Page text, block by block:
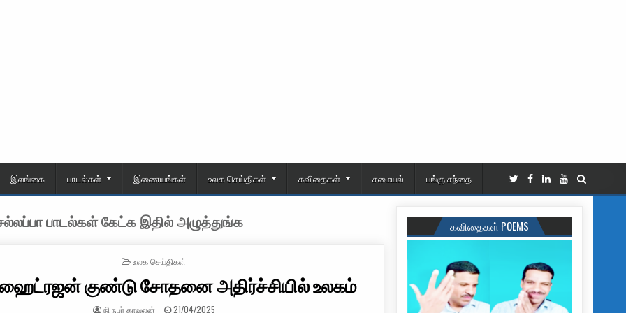
இலங்கை பாடல்கள் இணையங்கள் உலக செய்திகள் கவிதைகள் சமையல் பங்கு சந்தை
பாடல்கள் கேட்க இதில் அழுத்துங்க
POSTED IN
உலக செய்திகள்
குண்டு சோதனை அதிர்ச்சியில் உலகம்
AUTHOR:
நிருபர் காவலன் PUBLISHED DATE:
21/04/2025
கவிதைகள் POEMS